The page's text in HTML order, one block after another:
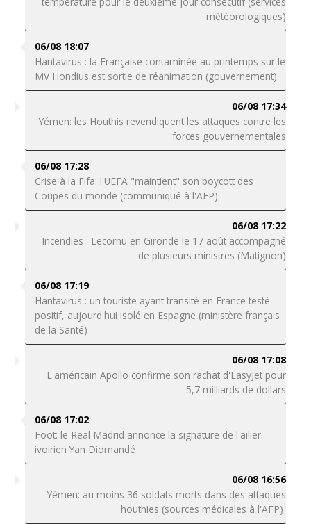
météorologiques)
06/08 18:07
Hantavirus : la Française contaminée au printemps sur le
MV Hondius est sortie de réanimation (gouvernement)
06/08 17:34
Yémen: les Houthis revendiquent les attaques contre les
forces gouvernementales
06/08 17:28
Crise à la Fifa: l'UEFA "maintient" son boycott des
Coupes du monde (communiqué à l'AFP)
06/08 17:22
Incendies : Lecornu en Gironde le 17 août accompagné
de plusieurs ministres (Matignon)
06/08 17:19
Hantavirus : un touriste ayant transité en France testé
positif, aujourd'hui isolé en Espagne (ministère français
de la Santé)
06/08 17:08
L'américain Apollo confirme son rachat d'EasyJet pour
5,7 milliards de dollars
06/08 17:02
Foot: le Real Madrid annonce la signature de l'ailier
ivoirien Yan Diomandé
06/08 16:56
Yémen: au moins 36 soldats morts dans des attaques
houthies (sources médicales à l'AFP)